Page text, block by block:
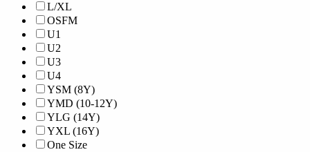
L/XL
OSFM
U1
U2
U3
U4
YSM (8Y)
YMD (10-12Y)
YLG (14Y)
YXL (16Y)
One Size